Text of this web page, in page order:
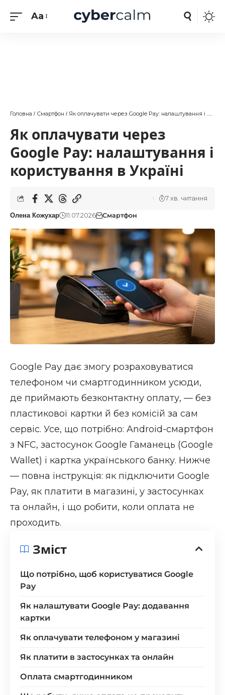
Aa
Головна / Смартфон / Як оплачувати через Google Pay: налаштування і користування в Україні
Як оплачувати через
Google Pay: налаштування і
користування в Україні
Олена Кожухар 11.07.2026 Смартфон
7 хв. читання
Google Pay дає змогу розраховуватися
телефоном чи смартгодинником усюди,
де приймають безконтактну оплату, — без
пластикової картки й без комісій за сам
сервіс. Усе, що потрібно: Android-смартфон
з NFC, застосунок Google Гаманець (Google
Wallet) і картка українського банку. Нижче
— повна інструкція: як підключити Google
Pay, як платити в магазині, у застосунках
та онлайн, і що робити, коли оплата не
проходить.
Зміст
Що потрібно, щоб користуватися Google
Pay
Як налаштувати Google Pay: додавання
картки
Як оплачувати телефоном у магазині
Як платити в застосунках та онлайн
Оплата смартгодинником